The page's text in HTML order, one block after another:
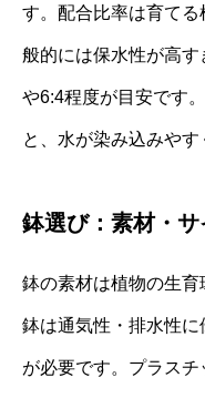
す。配合比率は育て
般的には保水性が高
や6:4程度が目安です
と、水が染み込みやす
鉢選び：素材・
鉢の素材は植物の生
鉢は通気性・排水性
が必要です。プラスチ